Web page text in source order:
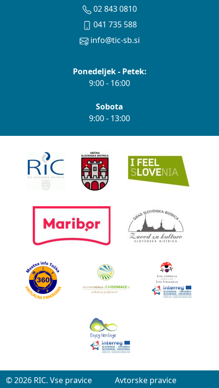
02 843 0810
041 735 588
info@tic-sb.si
Ponedeljek - Petek:
9:00 - 16:00
Sobota
9:00 - 13:00
© 2026 RIC. Vse pravice
Avtorske pravice